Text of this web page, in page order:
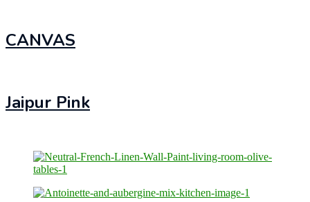
CANVAS
Jaipur Pink